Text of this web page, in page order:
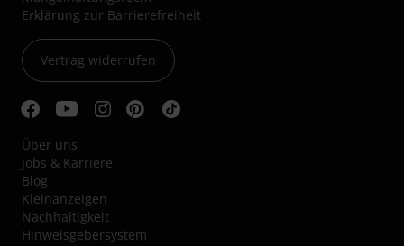
Erklärung zur Barrierefreiheit
Vertrag widerrufen
Über uns
Jobs & Karriere
Blog
Kleinanzeigen
Nachhaltigkeit
Hinweisgebersystem